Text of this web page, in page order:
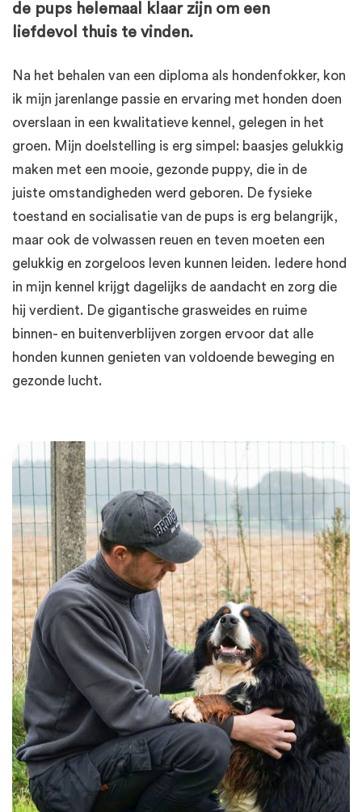
de pups helemaal klaar zijn om een
liefdevol thuis te vinden.
Na het behalen van een diploma als hondenfokker, kon
ik mijn jarenlange passie en ervaring met honden doen
overslaan in een kwalitatieve kennel, gelegen in het
groen. Mijn doelstelling is erg simpel: baasjes gelukkig
maken met een mooie, gezonde puppy, die in de
juiste omstandigheden werd geboren. De fysieke
toestand en socialisatie van de pups is erg belangrijk,
maar ook de volwassen reuen en teven moeten een
gelukkig en zorgeloos leven kunnen leiden. Iedere hond
in mijn kennel krijgt dagelijks de aandacht en zorg die
hij verdient. De gigantische grasweides en ruime
binnen- en buitenverblijven zorgen ervoor dat alle
honden kunnen genieten van voldoende beweging en
gezonde lucht.